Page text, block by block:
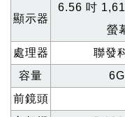
顯示器
6.56 吋
螢
處理器
聯發
容量
前鏡頭